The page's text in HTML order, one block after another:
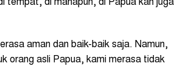
tempat, di manapun, di Papua kan juga
aman dan baik-baik saja. Namun,
orang asli Papua, kami merasa tidak